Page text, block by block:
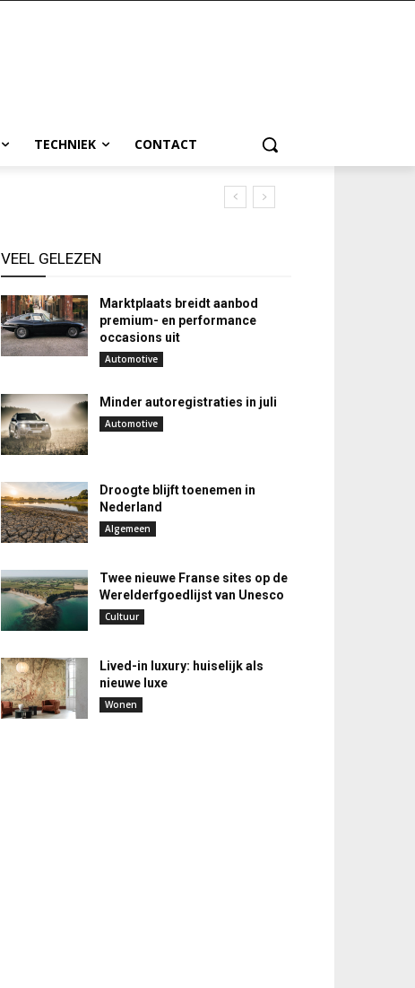
TECHNIEK CONTACT
VEEL GELEZEN
Marktplaats breidt aanbod
premium- en performance
occasions uit
Automotive
Minder autoregistraties in juli
Automotive
Droogte blijft toenemen in
Nederland
Algemeen
Twee nieuwe Franse sites op de
Werelderfgoedlijst van Unesco
Cultuur
Lived-in luxury: huiselijk als
nieuwe luxe
Wonen